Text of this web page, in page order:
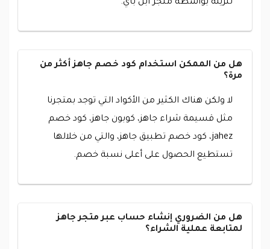
تنزيله بواسطة متجر آبل باي.
هل من الممكن استخدام كود خصم جاهز أكثر من
مرة؟
لا ولكن هناك الكثير من الأكواد التي توجد بمتجرنا
مثل قسيمة شراء جاهز، كوبون جاهز، كود خصم
jahez، كود خصم تطبيق جاهز، والتي من خلالها
تستطيع الحصول على أعلى نسبة خصم.
هل من الضروري إنشاء حساب عبر متجر جاهز
لمتابعة عملية الشراء؟